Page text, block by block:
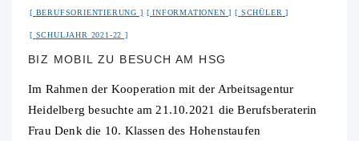
BERUFSORIENTIERUNG INFORMATIONEN SCHÜLER
SCHULJAHR 2021-22
BIZ MOBIL ZU BESUCH AM HSG
Im Rahmen der Kooperation mit der Arbeitsagentur
Heidelberg besuchte am 21.10.2021 die Berufsberaterin
Frau Denk die 10. Klassen des Hohenstaufen